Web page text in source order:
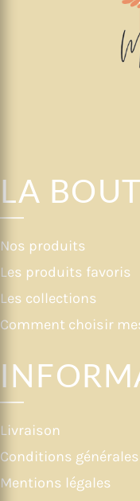
LA
Nos produits
Les produits favoris
Les collections
Comment choisir
Livraison
Conditions
Mentions légales